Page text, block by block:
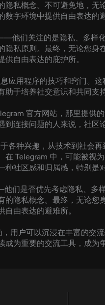
私概念。不可避免地，
字环境中提供自由表达的
他们关注的是隐私、多样
私原则。最终，无论您
自由表达的庇护所。
应用程序的技巧和窍门。
于培养社交意识和共同支
官方网站，那里提供
连接问题的人来说，社区
各种兴趣，从技术到社会
Telegram 中，可能被视
社区感和归属感，特别是
们是否优先考虑隐私、多
隐私概念。最终，无论
由表达的避难所。
用户可以沉浸在丰富的交
为重要的交流工具，成为